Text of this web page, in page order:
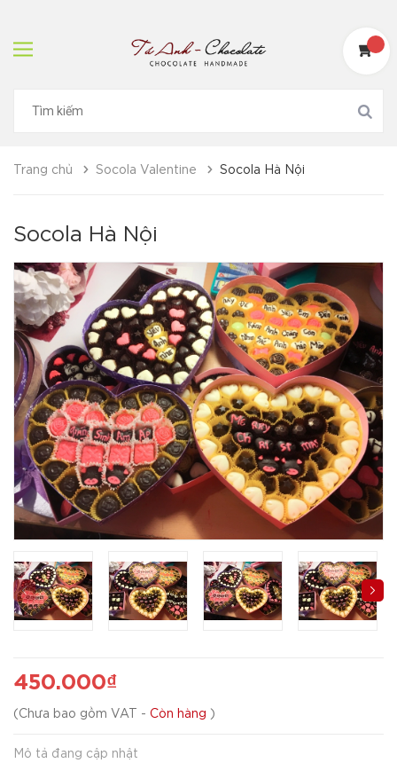
Trang chủ Socola Valentine Socola Hà Nội
Socola Hà Nội
450.000₫
( Chưa bao gồm VAT - Còn hàng )
Mô tả đang cập nhật